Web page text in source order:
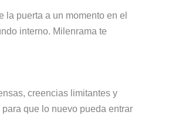
puerta a un momento en el
interno. Milenrama te
creencias limitantes y
que lo nuevo pueda entrar